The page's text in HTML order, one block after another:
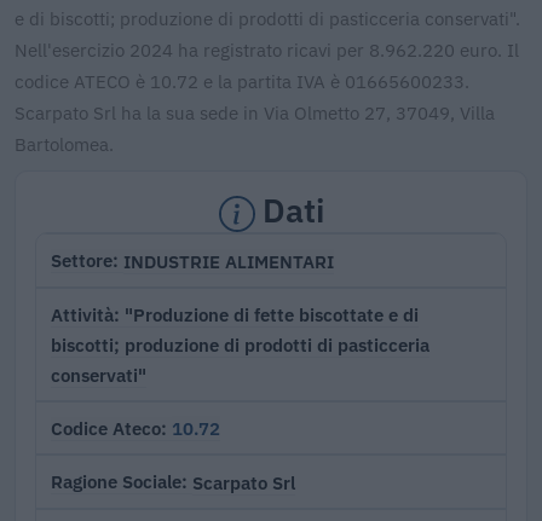
e di biscotti; produzione di prodotti di pasticceria conservati".
Nell'esercizio 2024 ha registrato ricavi per 8.962.220 euro. Il
codice ATECO è 10.72 e la partita IVA è 01665600233.
Scarpato Srl ha la sua sede in Via Olmetto 27, 37049, Villa
Bartolomea.
Dati
Settore INDUSTRIE ALIMENTARI
Attività "Produzione di fette biscottate e di
biscotti; produzione di prodotti di pasticceria
conservati"
Codice Ateco 10.72
Ragione Sociale Scarpato Srl